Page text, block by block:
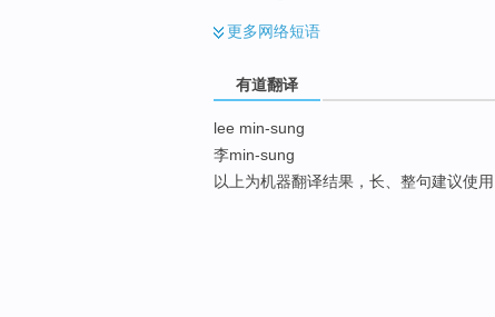
更多网络短语
有道翻译
lee min-sung
李min-sung
以上为机器翻译结果，长、整句建议使用